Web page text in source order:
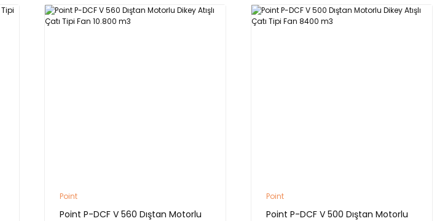
Point
Point P-DCF V 560 Dıştan Motorlu
Point
Point P-DCF V 500 Dıştan Motorlu